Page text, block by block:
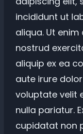
incididunt ut
aliqua. Ut
nostrud
aliquip ex ea
aute irure
voluptate velit
nulla pariatur.
cupidatat non